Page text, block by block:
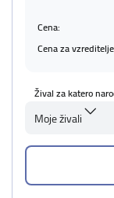
Cena:
Cena za
Žival za katero
Moje živali